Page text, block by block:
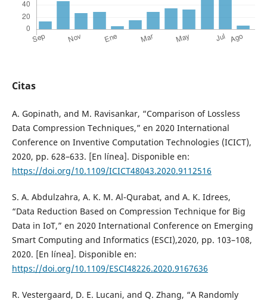
Citas
A. Gopinath, and M. Ravisankar, “Comparison of Lossless
Data Compression Techniques,” en 2020 International
Conference on Inventive Computation Technologies (ICICT),
2020, pp. 628–633. [En línea]. Disponible en:
https://doi.org/10.1109/ICICT48043.2020.9112516
S. A. Abdulzahra, A. K. M. Al-Qurabat, and A. K. Idrees,
“Data Reduction Based on Compression Technique for Big
Data in IoT,” en 2020 International Conference on Emerging
Smart Computing and Informatics (ESCI),2020, pp. 103–108,
2020. [En línea]. Disponible en:
https://doi.org/10.1109/ESCI48226.2020.9167636
R. Vestergaard, D. E. Lucani, and Q. Zhang, “A Randomly